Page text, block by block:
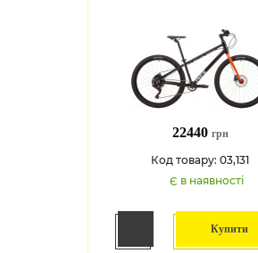
22440 грн
Код товару: 03,131
Є в наявності
Купити